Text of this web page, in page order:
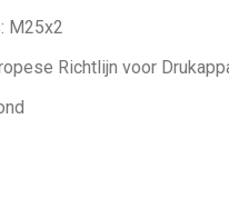
M25x2
Richtlijn voor